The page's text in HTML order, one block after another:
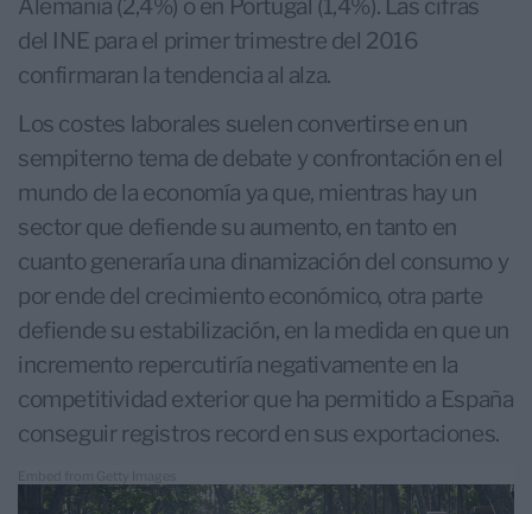
Alemania (2,4%) o en Portugal (1,4%). Las cifras
del INE para el primer trimestre del 2016
confirmaran la tendencia al alza.
Los costes laborales suelen convertirse en un
sempiterno tema de debate y confrontación en el
mundo de la economía ya que, mientras hay un
sector que defiende su aumento, en tanto en
cuanto generaría una dinamización del consumo y
por ende del crecimiento económico, otra parte
defiende su estabilización, en la medida en que un
incremento repercutiría negativamente en la
competitividad exterior que ha permitido a España
conseguir registros record en sus exportaciones.